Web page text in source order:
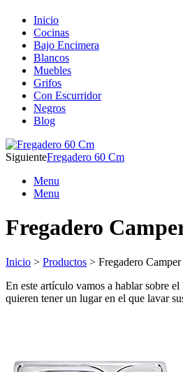
Inicio
Cocinas
Bajo Encimera
Blancos
Muebles
Grifos
Con Escurridor
Negros
Blog
SiguienteFregadero 60 Cm
Menu
Menu
Fregadero
Inicio > Productos > Fregadero
En este artículo vamos a hablar sobre
quieren tener un lugar en el que lavar